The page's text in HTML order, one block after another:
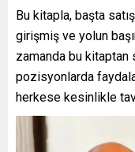
Bu kitapla, başta
girişmiş ve yolun
zamanda bu kitaptan
pozisyonlarda
herkese kesinlikle